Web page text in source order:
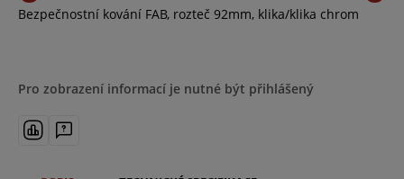
Bezpečnostní kování FAB, rozteč 92mm, klika/klika chrom
Pro zobrazení informací je nutné být přihlášený